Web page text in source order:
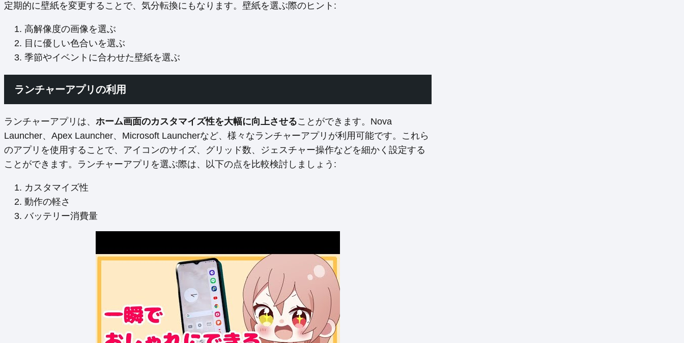
定期的に壁紙を変更することで、気分転換にもなります。壁紙を選ぶ際のヒント:
高解像度の画像を選ぶ
目に優しい色合いを選ぶ
季節やイベントに合わせた壁紙を選ぶ
ランチャーアプリの利用
ランチャーアプリは、 ホーム画面のカスタマイズ性を大幅に向上させることができます。Nova
Launcher、Apex Launcher、Microsoft Launcherなど、様々なランチャーアプリが利用可能です。これら
のアプリを使用することで、アイコンのサイズ、グリッド数、ジェスチャー操作などを細かく設定する
ことができます。ランチャーアプリを選ぶ際は、以下の点を比較検討しましょう:
カスタマイズ性
動作の軽さ
バッテリー消費量